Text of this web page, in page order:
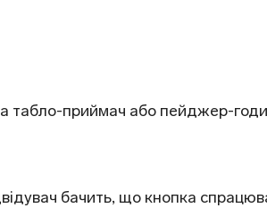
табло-приймач або пейджер-
бачить, що кнопка